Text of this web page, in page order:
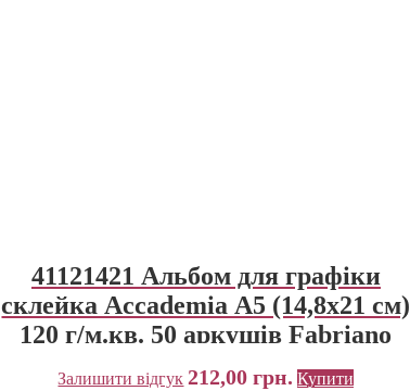
41121421 Альбом для графіки
склейка Accademia А5 (14,8х21 см)
120 г/м.кв. 50 аркушів Fabriano
Італія
Залишити відгук 212,00грн. Купити